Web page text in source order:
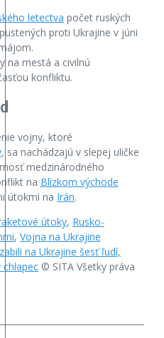
letectva počet ruských
proti Ukrajine v júni
na mestá a civilnú
konfliktu.
vojny, ktoré
, sa nachádzajú v slepej uličke
medzinárodného
na Blízkom východe
útokmi na Irán.
útoky, Rusko-
, Vojna na Ukrajine
na Ukrajine šesť ľudí,
© SITA Všetky práva